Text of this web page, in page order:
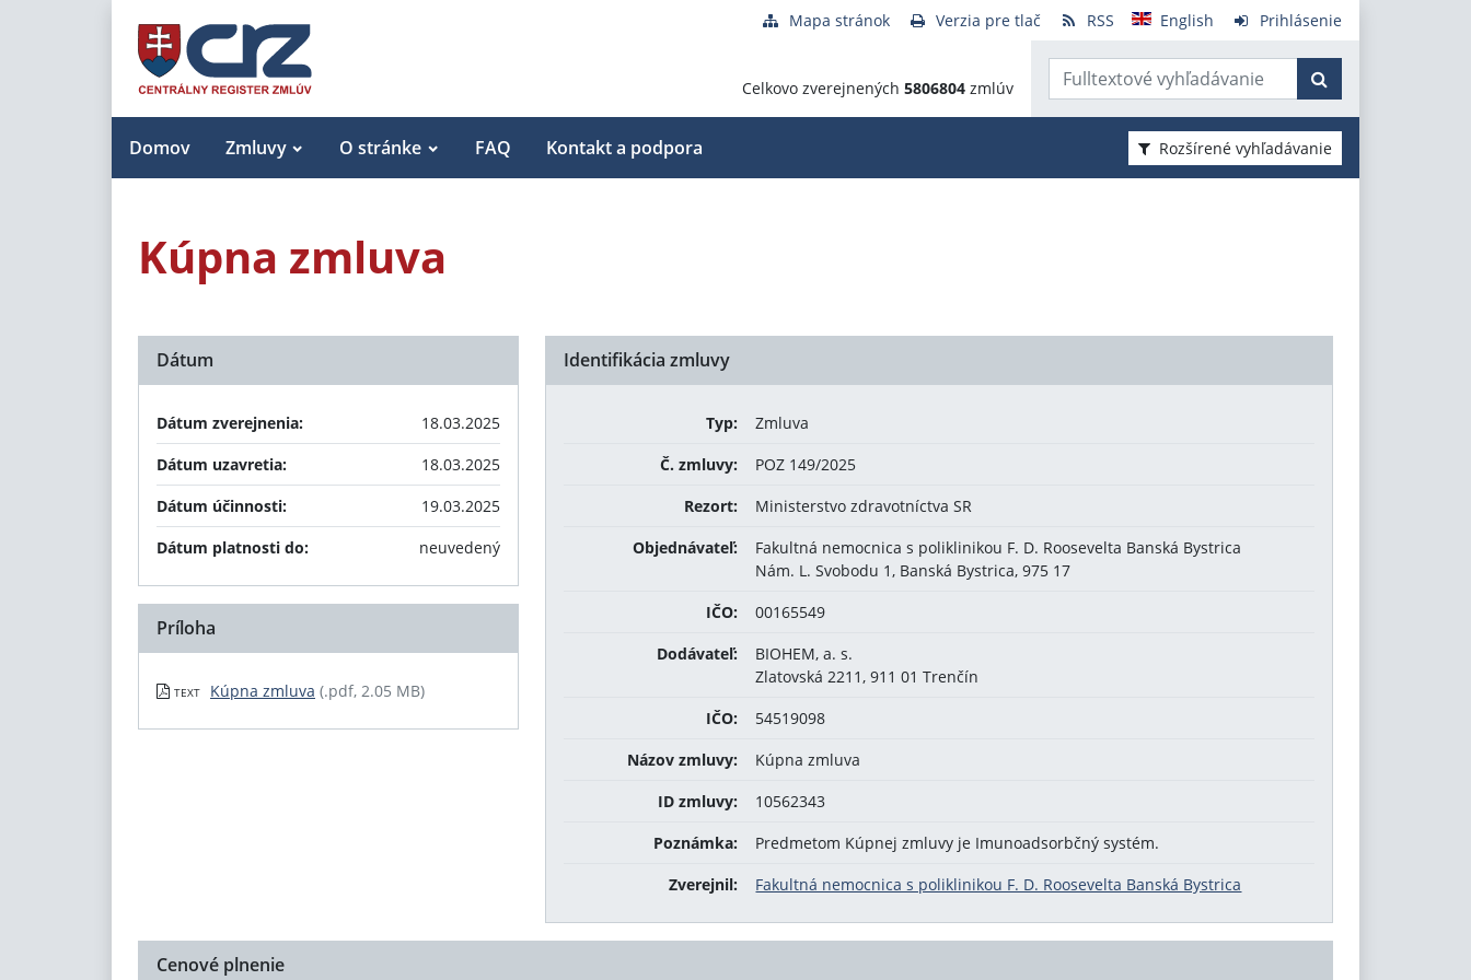
Mapa stránok Verzia pre tlač RSS English Prihlásenie
Celkovo zverejnených 5806804 zmlúv
Domov Zmluvy O stránke FAQ Kontakt a podpora Rozšírené vyhľadávanie
Kúpna zmluva
Identifikácia zmluvy
Typ:
Zmluva
Č. zmluvy:
POZ 149/2025
Rezort:
Ministerstvo zdravotníctva SR
Objednávateľ:
Fakultná nemocnica s poliklinikou F. D. Roosevelta Banská Bystrica
Nám. L. Svobodu 1, Banská Bystrica, 975 17
IČO:
00165549
Dodávateľ:
BIOHEM, a. s.
Zlatovská 2211, 911 01 Trenčín
IČO:
54519098
Názov zmluvy:
Kúpna zmluva
ID zmluvy:
10562343
Poznámka:
Predmetom Kúpnej zmluvy je Imunoadsorbčný systém.
Zverejnil:
Fakultná nemocnica s poliklinikou F. D. Roosevelta Banská Bystrica
Dátum
Dátum zverejnenia:
18.03.2025
Dátum uzavretia:
18.03.2025
Dátum účinnosti:
19.03.2025
Dátum platnosti do:
neuvedený
Príloha
TEXT Kúpna zmluva (.pdf, 2.05 MB)
Cenové plnenie